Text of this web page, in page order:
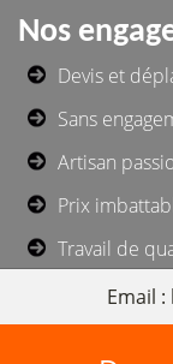
Nos
Devis et
Sans
Artisan
Prix
Travail de
Email